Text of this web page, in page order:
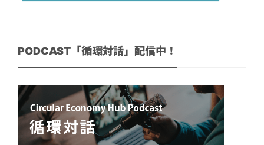
PODCAST「循環対話」配信中！